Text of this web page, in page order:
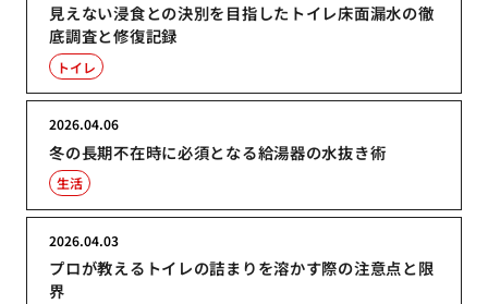
見えない浸食との決別を目指したトイレ床面漏水の徹
底調査と修復記録
トイレ
冬の長期不在時に必須となる給湯器の水抜き術
2026.04.06
生活
プロが教えるトイレの詰まりを溶かす際の注意点と限
界
2026.04.03